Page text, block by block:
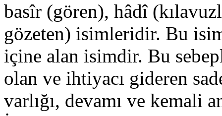
basîr (gören), hâdî
gözeten) isimleridir. Bu
içine alan isimdir. Bu
olan ve ihtiyacı gideren
varlığı, devamı ve kemali